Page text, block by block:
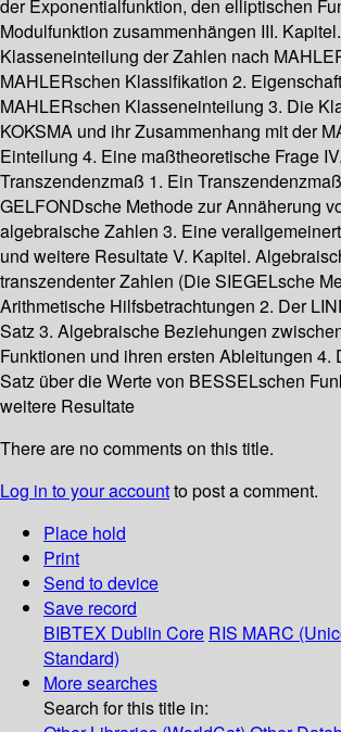
der Exponentialfunktion, den elliptischen
Modulfunktion zusammenhängen III.
Klasseneinteilung der Zahlen nach
MAHLERschen Klassifikation 2.
MAHLERschen Klasseneinteilung 3. Die
KOKSMA und ihr Zusammenhang mit der
Einteilung 4. Eine maßtheoretische Frage
Transzendenzmaß 1. Ein
GELFONDsche Methode zur Annäherung
algebraische Zahlen 3. Eine
und weitere Resultate V. Kapitel.
transzendenter Zahlen (Die SIEGELsche
Arithmetische Hilfsbetrachtungen 2. Der
Satz 3. Algebraische Beziehungen
Funktionen und ihren ersten Ableitungen 4.
Satz über die Werte von BESSELschen
weitere Resultate
There are no comments on this title.
Log in to your accountto post a comment.
Place hold
Print
Send to device
Save record
BIBTEX Dublin Core RIS MARC
Standard)
More searches
Search for this title in: